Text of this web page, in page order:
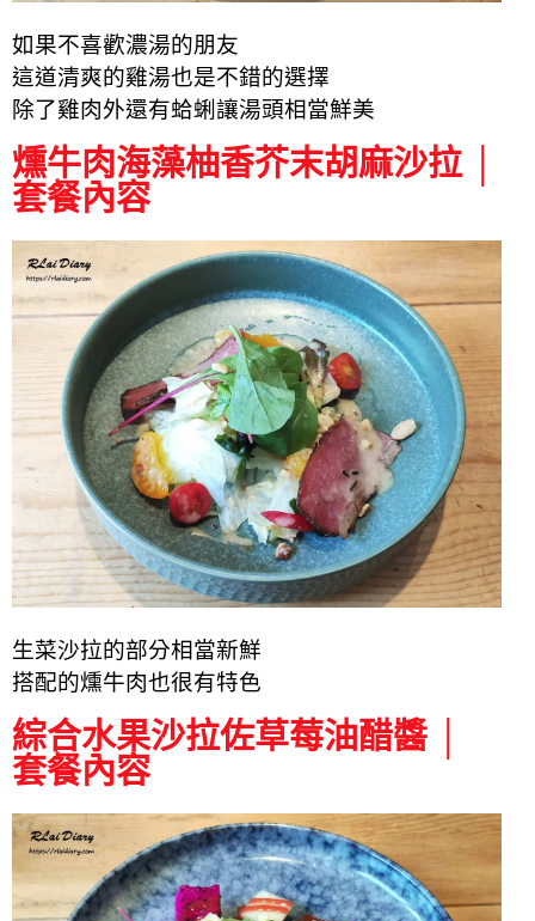
如果不喜歡濃湯的朋友
這道清爽的雞湯也是不錯的選擇
除了雞肉外還有蛤蜊讓湯頭相當鮮美
燻牛肉海藻柚香芥末胡麻沙拉 │
套餐內容
生菜沙拉的部分相當新鮮
搭配的燻牛肉也很有特色
綜合水果沙拉佐草莓油醋醬 │
套餐內容